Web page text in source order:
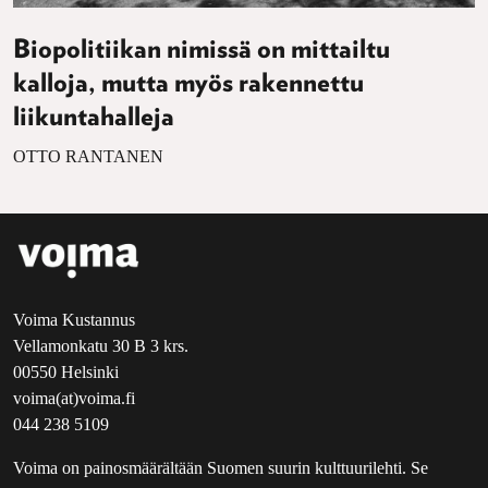
Biopolitiikan nimissä on mittailtu
kalloja, mutta myös rakennettu
liikuntahalleja
OTTO RANTANEN
Voima Kustannus
Vellamonkatu 30 B 3 krs.
00550 Helsinki
voima(at)voima.fi
044 238 5109
Voima on painosmäärältään Suomen suurin kulttuurilehti. Se